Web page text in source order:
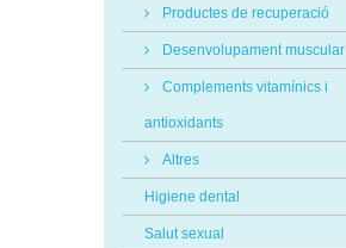
Productes de recuperació
Desenvolupament muscular
Complements vitamínics i
antioxidants
Altres
Higiene dental
Salut sexual